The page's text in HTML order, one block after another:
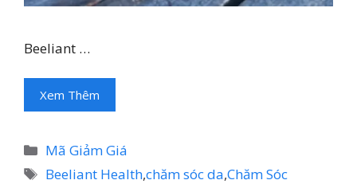
Beeliant …
Xem Thêm
Danh
mục
Mã Giảm Giá
Thẻ
Beeliant Health,chăm sóc da,Chăm Sóc